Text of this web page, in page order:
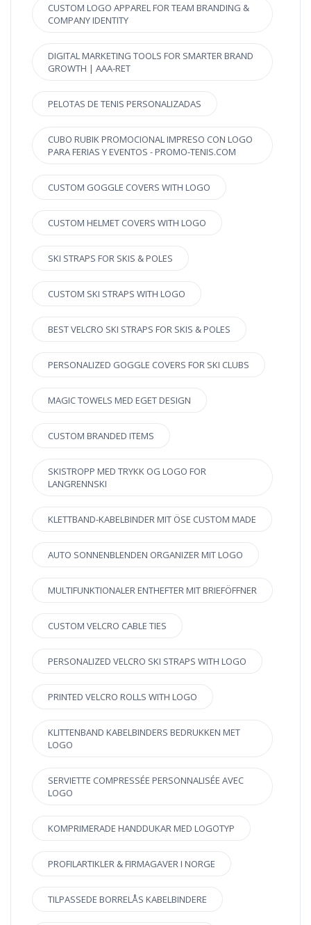
CUSTOM LOGO APPAREL FOR TEAM BRANDING &
COMPANY IDENTITY
DIGITAL MARKETING TOOLS FOR SMARTER BRAND
GROWTH | AAA-RET
PELOTAS DE TENIS PERSONALIZADAS
CUBO RUBIK PROMOCIONAL IMPRESO CON LOGO
PARA FERIAS Y EVENTOS - PROMO-TENIS.COM
CUSTOM GOGGLE COVERS WITH LOGO
CUSTOM HELMET COVERS WITH LOGO
SKI STRAPS FOR SKIS & POLES
CUSTOM SKI STRAPS WITH LOGO
BEST VELCRO SKI STRAPS FOR SKIS & POLES
PERSONALIZED GOGGLE COVERS FOR SKI CLUBS
MAGIC TOWELS MED EGET DESIGN
CUSTOM BRANDED ITEMS
SKISTROPP MED TRYKK OG LOGO FOR
LANGRENNSKI
KLETTBAND-KABELBINDER MIT ÖSE CUSTOM MADE
AUTO SONNENBLENDEN ORGANIZER MIT LOGO
MULTIFUNKTIONALER ENTHEFTER MIT BRIEFÖFFNER
CUSTOM VELCRO CABLE TIES
PERSONALIZED VELCRO SKI STRAPS WITH LOGO
PRINTED VELCRO ROLLS WITH LOGO
KLITTENBAND KABELBINDERS BEDRUKKEN MET
LOGO
SERVIETTE COMPRESSÉE PERSONNALISÉE AVEC
LOGO
KOMPRIMERADE HANDDUKAR MED LOGOTYP
PROFILARTIKLER & FIRMAGAVER I NORGE
TILPASSEDE BORRELÅS KABELBINDERE